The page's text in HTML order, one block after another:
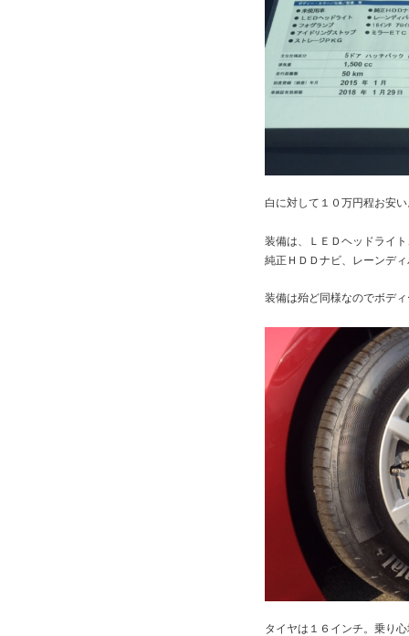
白に対して１０万円程お安
装備は、ＬＥＤヘッドライ
純正ＨＤＤナビ、レーンデ
装備は殆ど同様なのでボデ
タイヤは１６インチ。乗り